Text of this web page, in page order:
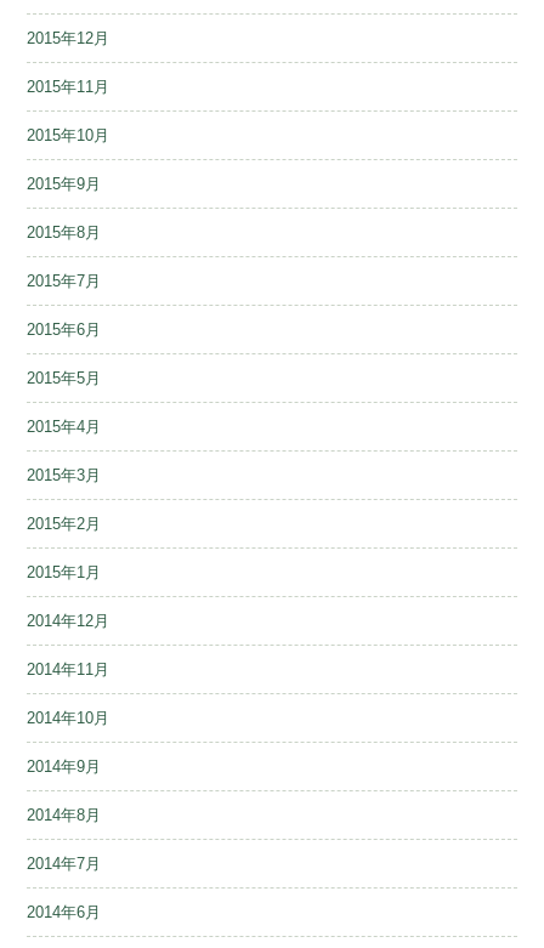
2015年12月
2015年11月
2015年10月
2015年9月
2015年8月
2015年7月
2015年6月
2015年5月
2015年4月
2015年3月
2015年2月
2015年1月
2014年12月
2014年11月
2014年10月
2014年9月
2014年8月
2014年7月
2014年6月